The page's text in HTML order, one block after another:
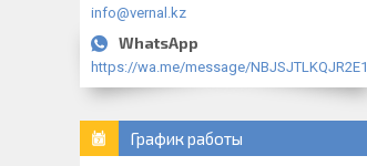
info@vernal.kz
https://wa.me/message/NBJSJTLKQJR2E1
График работы